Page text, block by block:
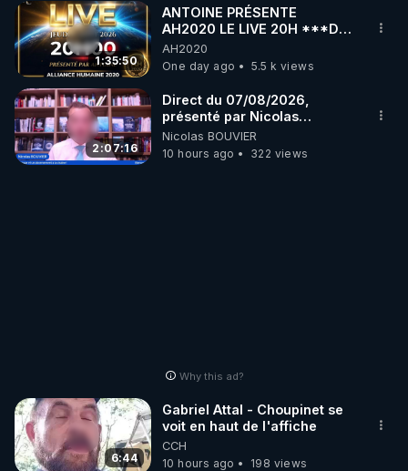
1:35:50
ANTOINE PRÉSENTE
AH2020 LE LIVE 20H ***DU
06/08/2026***
AH2020
One day ago
5.5 k views
2:07:16
Direct du 07/08/2026,
présenté par Nicolas
BOUVIER
Nicolas BOUVIER
10 hours ago
322 views
Why this ad?
6:44
Gabriel Attal - Choupinet se
voit en haut de l'affiche
CCH
10 hours ago
198 views